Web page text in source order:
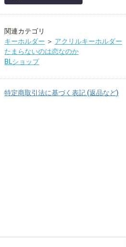
関連カテゴリ
キーホルダー ＞ アクリルキーホルダー
たまらないのは恋なのか
BLショップ
特定商取引法に基づく表記 (返品など)